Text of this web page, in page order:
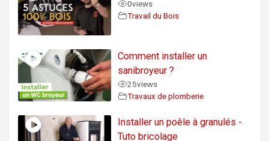
0views
Travail du Bois
Comment installer un
sanibroyeur ?
25views
Travaux de plomberie
Installer un poêle à granulés -
Tuto bricolage